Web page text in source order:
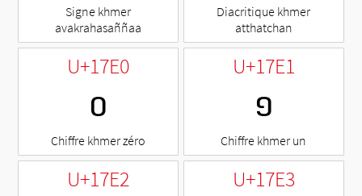
Signe khmer
avakrahasaññaa
Diacritique khmer
atthatchan
U+17E0
០
Chiffre khmer zéro
U+17E1
១
Chiffre khmer un
U+17E2 U+17E3